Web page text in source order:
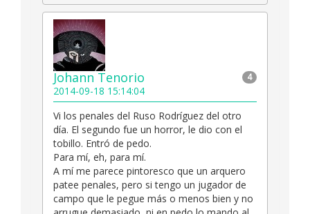
4
Johann Tenorio
2014-09-18 15:14:04
Vi los penales del Ruso Rodríguez del otro
día. El segundo fue un horror, le dio con el
tobillo. Entró de pedo.
Para mí, eh, para mí.
A mí me parece pintoresco que un arquero
patee penales, pero si tengo un jugador de
campo que le pegue más o menos bien y no